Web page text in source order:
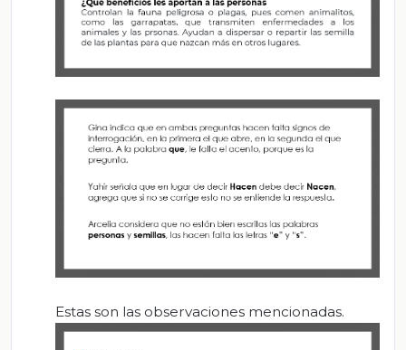
Estas son las observaciones mencionadas.